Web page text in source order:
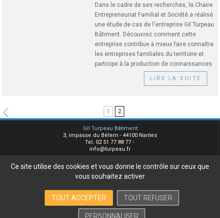
Dans le cadre de ses recherches, la Chaire
Entrepreneuriat Familial et Société a réalisé
une étude de cas de l'entreprise Gil Turpeau
Bâtiment. Découvrez comment cette
entreprise contribue à mieux faire connaître
les entreprises familiales du territoire et
participe à la production de connaissances
LIRE LA SUITE
1 2
Gil Turpeau Bâtiment
3, impasse du Bélem - 44100 Nantes
Tel. 02 51 77 88 77 -
info@turpeau.fr
Plan du site
Mentions légales
Contact
Ce site utilise des cookies et vous donne le contrôle sur ceux que
vous souhaitez activer
TOUT ACCEPTER TOUT REFUSER
PERSONNALISER